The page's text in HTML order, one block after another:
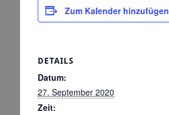
Zum Kalender hinzufügen
DETAILS
Datum:
27. September 2020
Zeit: